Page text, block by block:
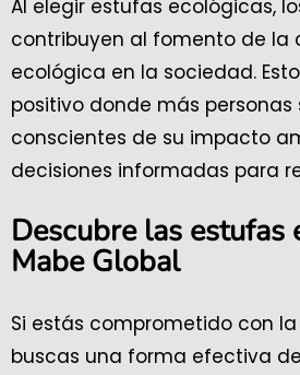
Al elegir estufas ecológicas,
contribuyen al fomento de la
ecológica en la sociedad.
positivo donde más personas
conscientes de su impacto
decisiones informadas para
Descubre las estufas
Mabe Global
Si estás comprometido con
buscas una forma efectiva